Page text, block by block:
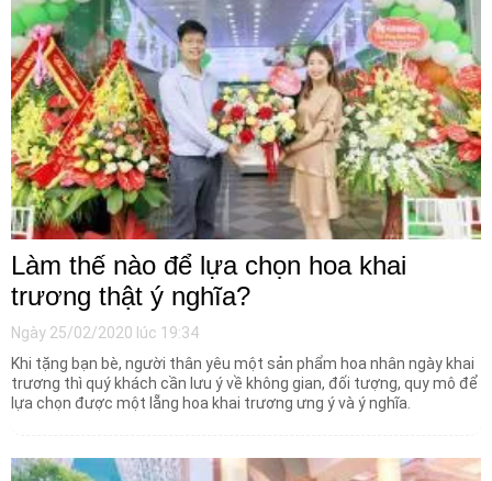
Làm thế nào để lựa chọn hoa khai
trương thật ý nghĩa?
Ngày 25/02/2020 lúc 19:34
Khi tặng bạn bè, người thân yêu một sản phẩm hoa nhân ngày khai
trương thì quý khách cần lưu ý về không gian, đối tượng, quy mô để
lựa chọn được một lẵng hoa khai trương ưng ý và ý nghĩa.